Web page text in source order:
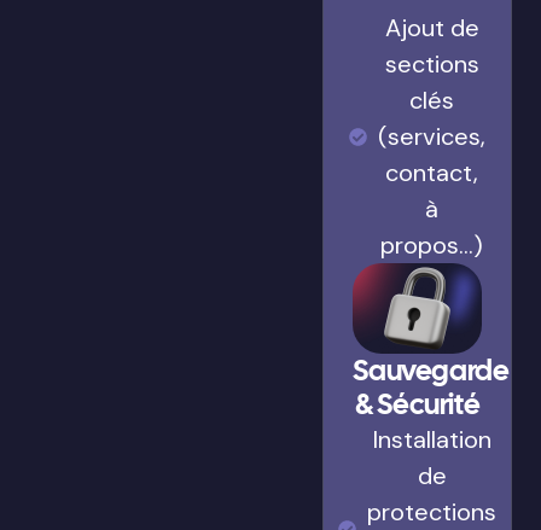
Ajout de
sections
clés
(services,
contact,
à
propos…)
Sauvegarde
& Sécurité
Installation
de
protections